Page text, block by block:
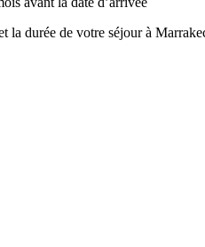
la durée de votre séjour à